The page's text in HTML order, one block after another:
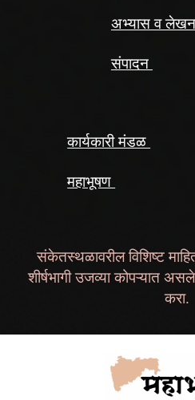
अभ्यास व लेखन
संपादन
कार्यकारी मंडळ
महाभूषण
संकेतस्थळावरील विशिष्ट
शीर्षभागी उजव्या कोपऱ्यात
करा.